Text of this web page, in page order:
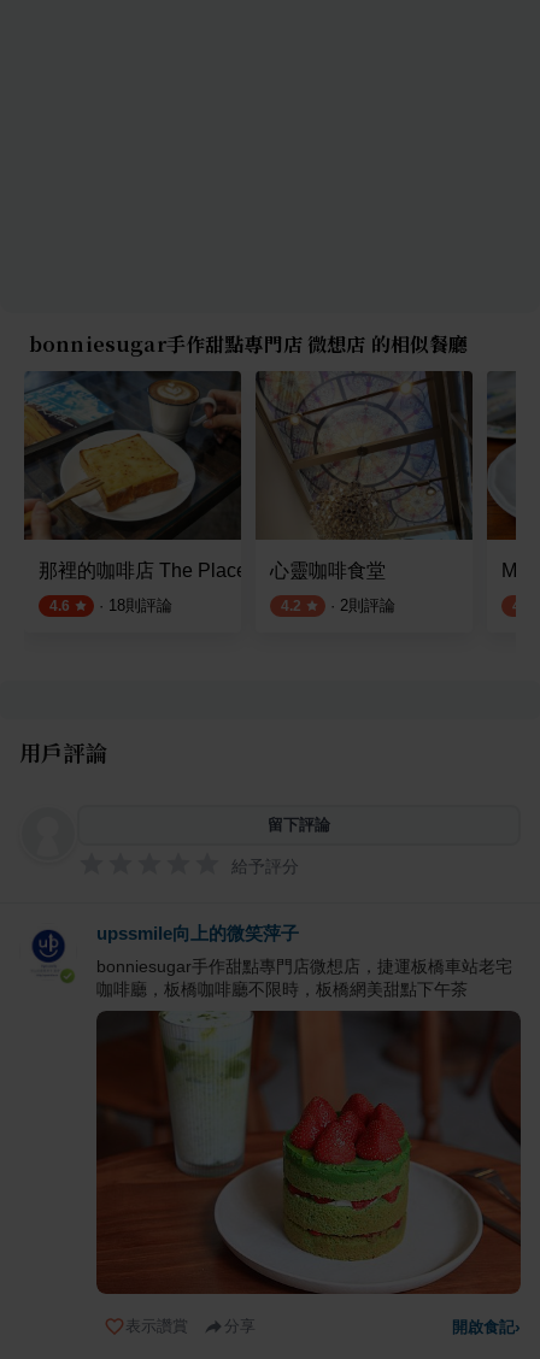
bonniesugar手作甜點專門店 微想店 的相似餐廳
那裡的咖啡店 The Place
4.6 · 18則評論
心靈咖啡食堂
4.2 · 2則評論 4.3
用戶評論
留下評論
給予評分
upssmile向上的微笑萍子
bonniesugar手作甜點專門店微想店，捷運板橋車站老宅
咖啡廳，板橋咖啡廳不限時，板橋網美甜點下午茶
表示讚賞 分享 開啟食記›